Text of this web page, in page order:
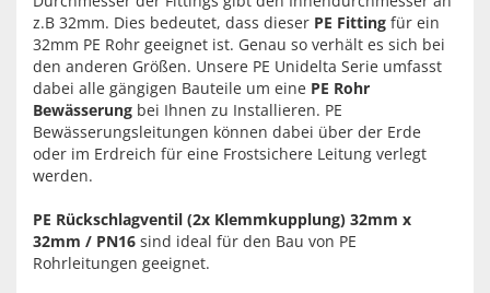
z.B 32mm. Dies bedeutet, dass dieser PE Fitting für ein
32mm PE Rohr geeignet ist. Genau so verhält es sich bei
den anderen Größen. Unsere PE Unidelta Serie umfasst
dabei alle gängigen Bauteile um eine PE Rohr
Bewässerung bei Ihnen zu Installieren. PE
Bewässerungsleitungen können dabei über der Erde
oder im Erdreich für eine Frostsichere Leitung verlegt
werden.
PE Rückschlagventil (2x Klemmkupplung) 32mm x
32mm / PN16 sind ideal für den Bau von PE
Rohrleitungen geeignet.